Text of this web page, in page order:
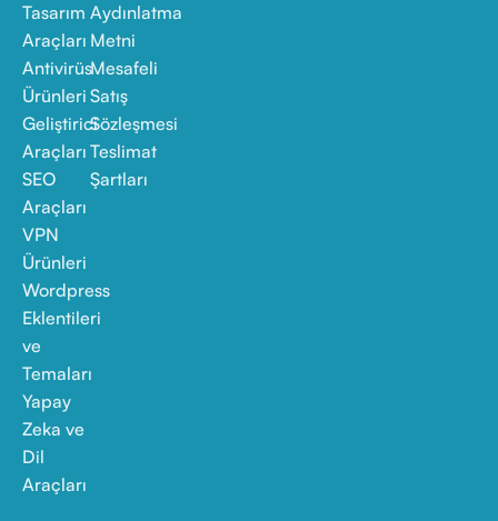
Tasarım
Araçları
Antivirüs
Ürünleri
Geliştirici
Araçları
SEO
Araçları
VPN
Ürünleri
Wordpress
Eklentileri
ve
Temaları
Yapay
Zeka ve
Dil
Araçları
Aydınlatma
Metni
Mesafeli
Satış
Sözleşmesi
Teslimat
Şartları